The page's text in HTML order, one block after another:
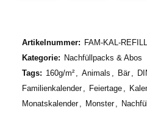
Artikelnummer: FAM-KAL-
Kategorie: Nachfüllpacks & Abos
Tags: 160g/m² Animals Bär
Familienkalender
Feiertage
Monatskalender
Monster